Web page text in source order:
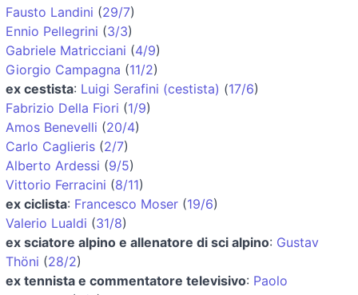
Fausto Landini (29/7)
Ennio Pellegrini (3/3)
Gabriele Matricciani (4/9)
Giorgio Campagna (11/2)
ex cestista: Luigi Serafini (cestista) (17/6)
Fabrizio Della Fiori (1/9)
Amos Benevelli (20/4)
Carlo Caglieris (2/7)
Alberto Ardessi (9/5)
Vittorio Ferracini (8/11)
ex ciclista: Francesco Moser (19/6)
Valerio Lualdi (31/8)
ex sciatore alpino e allenatore di sci alpino: Gustav
Thöni (28/2)
ex tennista e commentatore televisivo: Paolo